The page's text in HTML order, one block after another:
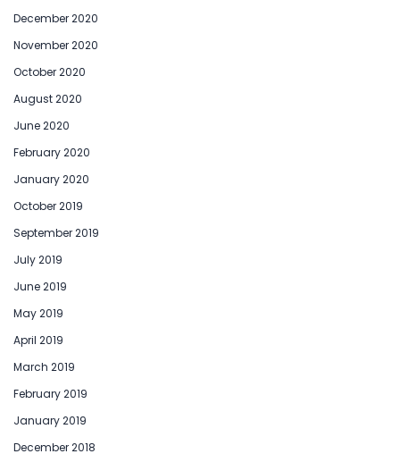
December 2020
November 2020
October 2020
August 2020
June 2020
February 2020
January 2020
October 2019
September 2019
July 2019
June 2019
May 2019
April 2019
March 2019
February 2019
January 2019
December 2018